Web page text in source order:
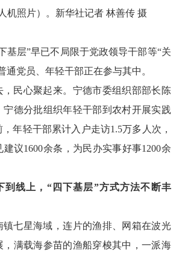
机照片）。新华社记者 林善传 摄
基层”早已不局限于党政领导干部等“关
通党员、年轻干部正在参与其中。
，民心聚起来。宁德市委组织部部长陈
宁德分批组织年轻干部到农村开展实践
年轻干部累计入户走访1.5万多人次，
议1600余条，为民办实事好事1200余
到线上，“四下基层”方式方法不断丰
镇七星海域，连片的渔排、网箱在波光
，满载海参苗的渔船穿梭其中，一派海